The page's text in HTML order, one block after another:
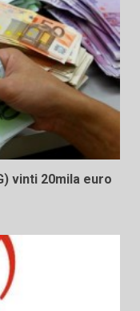
vinti 20mila euro